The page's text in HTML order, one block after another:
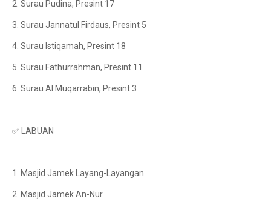
2. Surau Pudina, Presint 17
3. Surau Jannatul Firdaus, Presint 5
4. Surau Istiqamah, Presint 18
5. Surau Fathurrahman, Presint 11
6. Surau Al Muqarrabin, Presint 3
✅ LABUAN
1. Masjid Jamek Layang-Layangan
2. Masjid Jamek An-Nur